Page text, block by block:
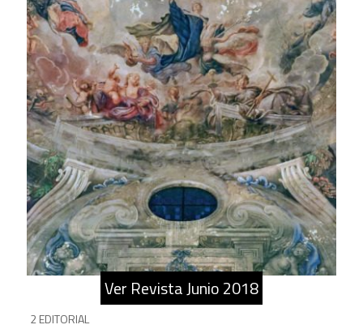
Ver Revista Junio 2018
2 EDITORIAL